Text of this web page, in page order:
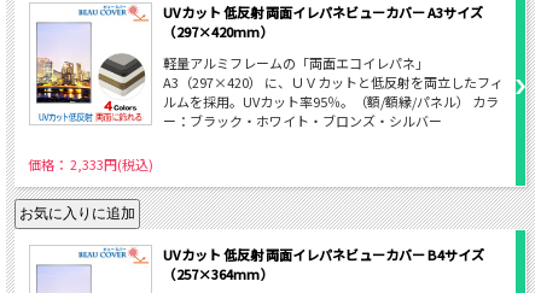
UVカット 低反射 両面イレパネビューカバー A3サイズ
（297×420mm）
軽量アルミフレームの「両面エコイレパネ」
A3（297×420） に、ＵＶカットと低反射を両立したフィ
ルムを採用。UVカット率95％。（額/額縁/パネル） カラ
ー：ブラック・ホワイト・ブロンズ・シルバー
価格： 2,333円(税込)
UVカット 低反射 両面イレパネビューカバー B4サイズ
（257×364mm）